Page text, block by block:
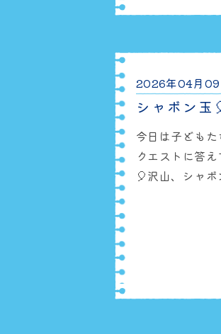
ひご
utm_sour
2026年04月09
シャボン玉
今日は子ども
クエストに答
🎈沢山、シャ
追いかけたり